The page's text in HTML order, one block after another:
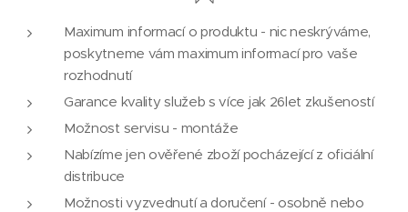
Maximum informací o produktu - nic neskrýváme,
poskytneme vám maximum informací pro vaše
rozhodnutí
Garance kvality služeb s více jak 26let zkušeností
Možnost servisu - montáže
Nabízíme jen ověřené zboží pocházející z oficiální
distribuce
Možnosti vyzvednutí a doručení - osobně nebo